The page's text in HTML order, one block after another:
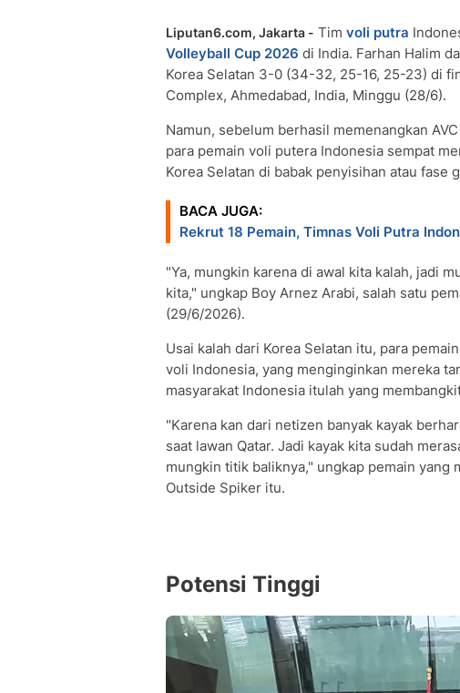
Liputan6.com, Jakarta - Tim voli putra
Volleyball Cup 2026 di India. Farhan Halim
Korea Selatan 3-0 (34-32, 25-16, 25-23) di
Complex, Ahmedabad, India, Minggu (28/6).
Namun, sebelum berhasil memenangkan
para pemain voli putera Indonesia sempat
Korea Selatan di babak penyisihan atau fase
BACA JUGA:
Rekrut 18 Pemain, Timnas Voli Putra
"Ya, mungkin karena di awal kita kalah, jadi
kita," ungkap Boy Arnez Arabi, salah satu
(29/6/2026).
Usai kalah dari Korea Selatan itu, para
voli Indonesia, yang menginginkan mereka
masyarakat Indonesia itulah yang
"Karena kan dari netizen banyak kayak
saat lawan Qatar. Jadi kayak kita sudah
mungkin titik baliknya," ungkap pemain yang
Outside Spiker itu.
Potensi Tinggi